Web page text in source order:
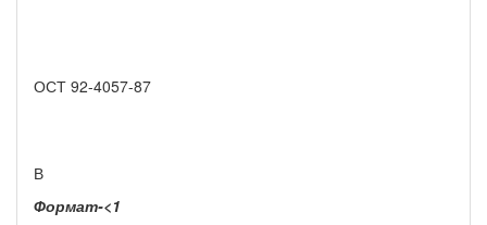
ОСТ 92-4057-87
В
Формат-<1